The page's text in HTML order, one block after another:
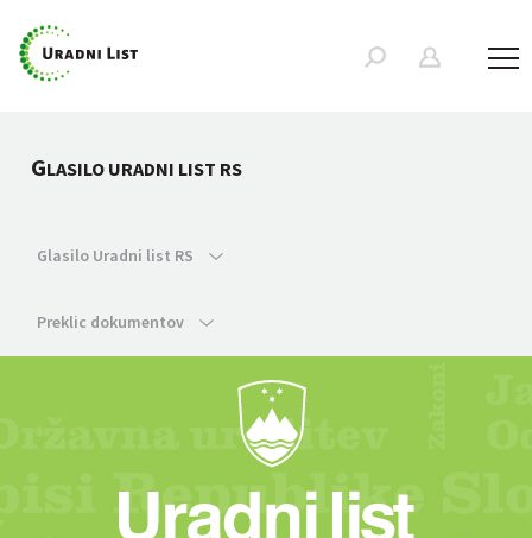
GLASILO URADNI LIST RS
Glasilo Uradni list RS
Preklic dokumentov